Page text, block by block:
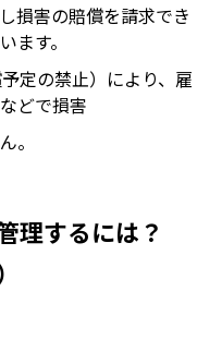
損害の賠償を請求でき
ます。
定の禁止）により、雇
どで損害
。
理するには？